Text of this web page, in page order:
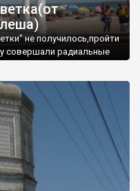
не получилось,пройти
совершали радиальные